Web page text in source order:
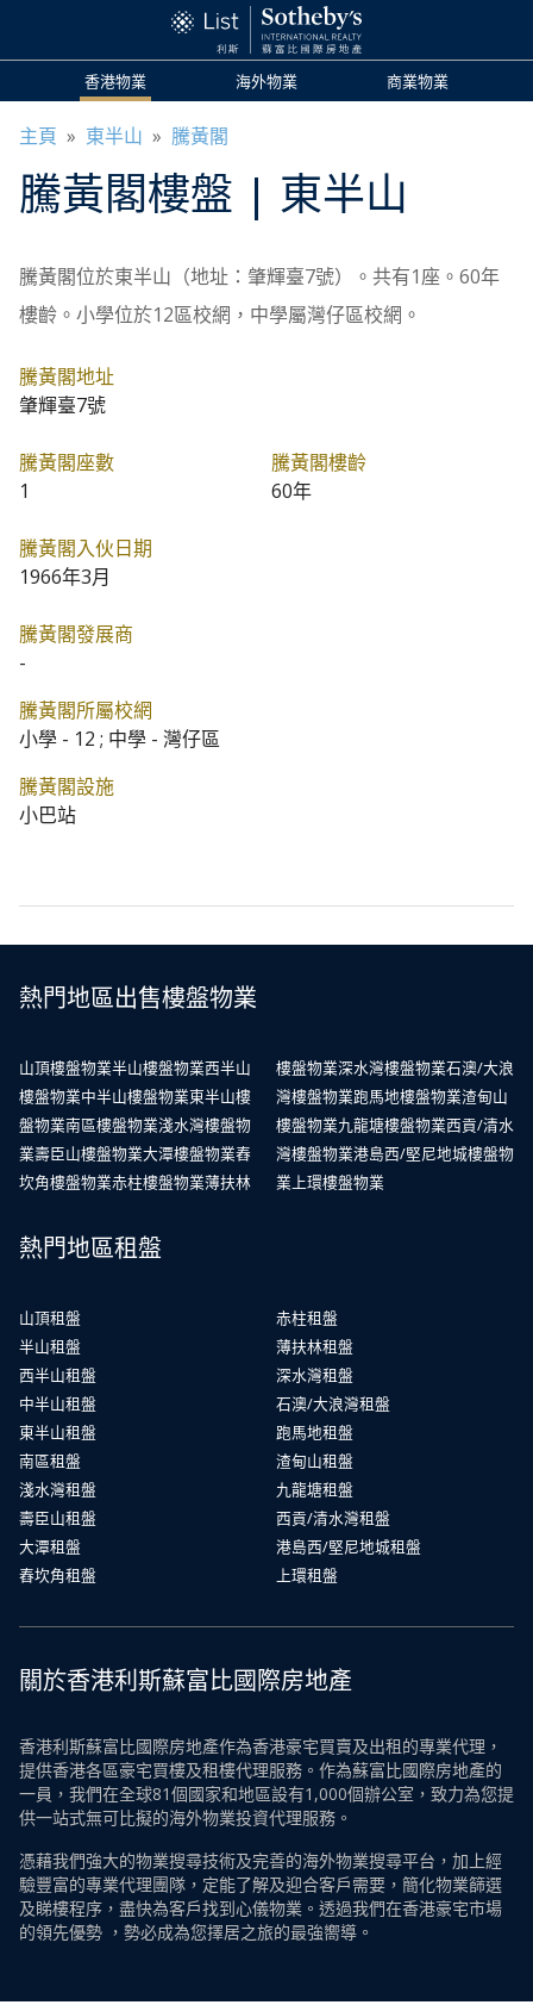
香港物業 海外物業 商業物業
主頁 » 東半山 » 騰黃閣
騰黃閣樓盤 | 東半山
騰黃閣位於東半山（地址：肇輝臺7號）。共有1座。60年
樓齡。小學位於12區校網，中學屬灣仔區校網。
騰黃閣地址
肇輝臺7號
騰黃閣座數
1
騰黃閣樓齡
60年
騰黃閣入伙日期
1966年3月
騰黃閣發展商
-
騰黃閣所屬校網
小學 - 12 ; 中學 - 灣仔區
騰黃閣設施
小巴站
熱門地區出售樓盤物業
山頂樓盤物業半山樓盤物業西半山
樓盤物業中半山樓盤物業東半山樓
盤物業南區樓盤物業淺水灣樓盤物
業壽臣山樓盤物業大潭樓盤物業舂
坎角樓盤物業赤柱樓盤物業薄扶林
樓盤物業深水灣樓盤物業石澳/大浪
灣樓盤物業跑馬地樓盤物業渣甸山
樓盤物業九龍塘樓盤物業西貢/清水
灣樓盤物業港島西/堅尼地城樓盤物
業 上環樓盤物業
熱門地區租盤
山頂租盤
半山租盤
西半山租盤
中半山租盤
東半山租盤
南區租盤
淺水灣租盤
壽臣山租盤
大潭租盤
舂坎角租盤
赤柱租盤
薄扶林租盤
深水灣租盤
石澳/大浪灣租盤
跑馬地租盤
渣甸山租盤
九龍塘租盤
西貢/清水灣租盤
港島西/堅尼地城租盤
上環租盤
關於香港利斯蘇富比國際房地產
香港利斯蘇富比國際房地產作為香港豪宅買賣及出租的專業代理，
提供香港各區豪宅買樓及租樓代理服務。作為蘇富比國際房地產的
一員，我們在全球81個國家和地區設有1,000個辦公室，致力為您提
供一站式無可比擬的海外物業投資代理服務。
憑藉我們強大的物業搜尋技術及完善的海外物業搜尋平台，加上經
驗豐富的專業代理團隊，定能了解及迎合客戶需要，簡化物業篩選
及睇樓程序，盡快為客戶找到心儀物業。透過我們在香港豪宅市場
的領先優勢 ，勢必成為您擇居之旅的最強嚮導。